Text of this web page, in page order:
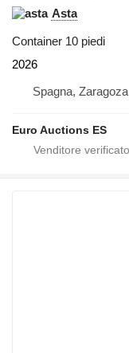
Asta
Container 10 piedi
2026
Spagna, Zaragoza
Euro Auctions ES